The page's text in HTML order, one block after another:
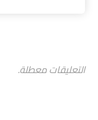
التعليقات معطلة.